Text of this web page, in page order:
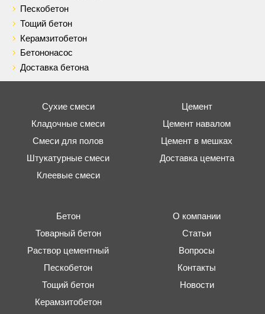
Пескобетон
Тощий бетон
Керамзитобетон
Бетононасос
Доставка бетона
Сухие смеси
Кладочные смеси
Смеси для полов
Штукатурные смеси
Клеевые смеси
Цемент
Цемент навалом
Цемент в мешках
Доставка цемента
Бетон
Товарный бетон
Раствор цементный
Пескобетон
Тощий бетон
Керамзитобетон
О компании
Статьи
Вопросы
Контакты
Новости